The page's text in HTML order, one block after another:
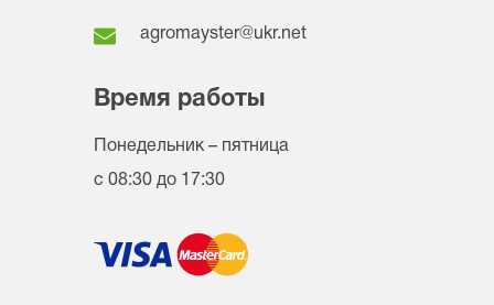
agromayster@ukr.net
Время работы
Понедельник – пятница
с 08:30 до 17:30